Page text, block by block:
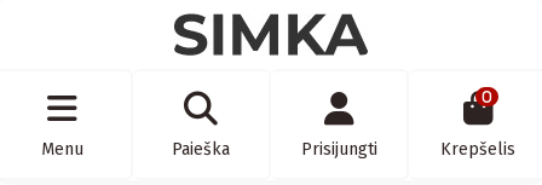
Menu Paieška Prisijungti
0
Krepšelis